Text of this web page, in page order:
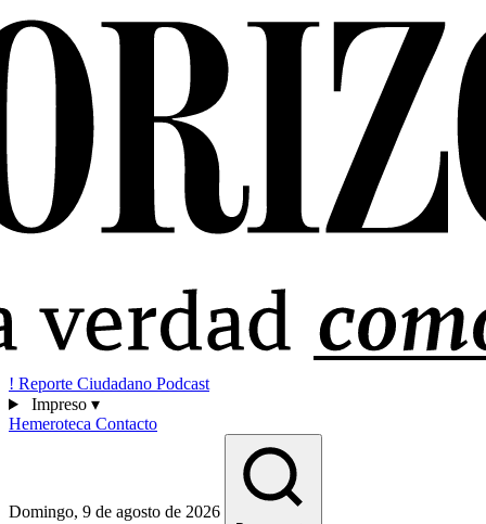
! Reporte Ciudadano Podcast
Impreso ▾
Hemeroteca Contacto
Domingo, 9 de agosto de 2026